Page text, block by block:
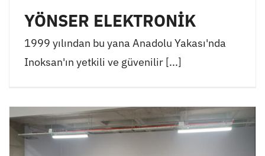
YÖNSER ELEKTRONİK
1999 yılından bu yana Anadolu Yakası'nda
Inoksan'ın yetkili ve güvenilir [...]